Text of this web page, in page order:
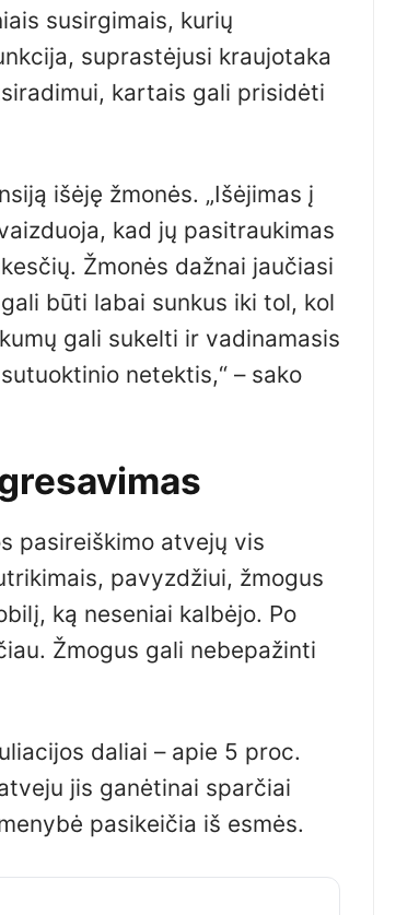
susirgimais, kurių
suprastėjusi kraujotaka
kartais gali prisidėti
išėję žmonės. „Išėjimas į
kad jų pasitraukimas
Žmonės dažnai jaučiasi
būti labai sunkus iki tol, kol
gali sukelti ir vadinamasis
netektis,“ – sako
pasireiškimo atvejų vis
pavyzdžiui, žmogus
ką neseniai kalbėjo. Po
Žmogus gali nebepažinti
daliai – apie 5 proc.
jis ganėtinai sparčiai
pasikeičia iš esmės.